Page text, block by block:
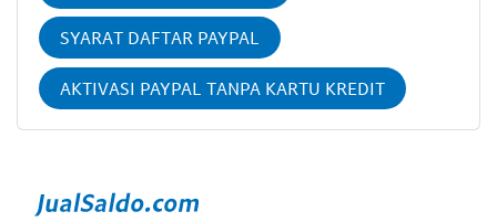
SYARAT DAFTAR PAYPAL
AKTIVASI PAYPAL TANPA KARTU KREDIT